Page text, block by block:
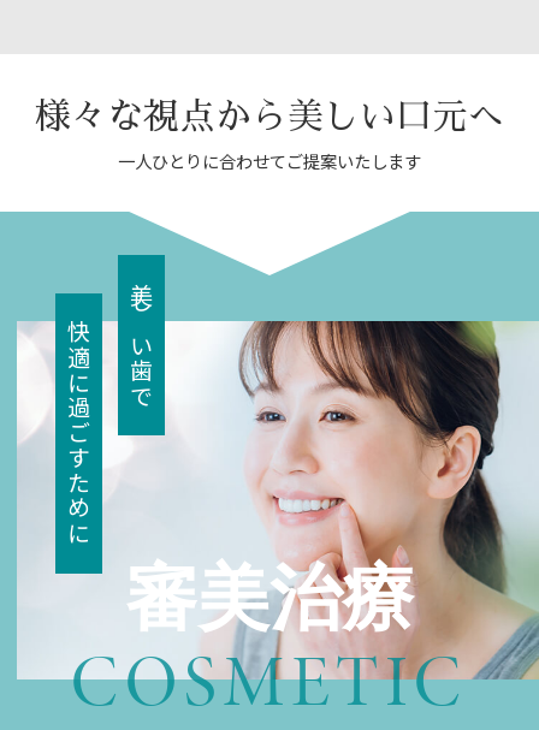
回は誤嚥性肺炎の仕組みと3つの原因、そして今日
から始められる 予防法をわやすく解説します。
2026.07.02
８月診療日のお知らせ
院長の体調不良により、しばらくの間代診
医師による診療を行わせていただきます。
患者様には大変ご迷惑をおかけいたします
が、万全の体制で診療にあたりますので、
何卒ご容赦くださいますようお願い申し上
上前津歯科医院 院長 今井健二
様々な視点から美しい口元へ
一人ひとりに合わせてご提案いたします
審美治療
COSMETIC
美しい歯で
快適に過ごすために